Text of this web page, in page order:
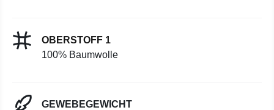
OBERSTOFF 1
100% Baumwolle
GEWEBEGEWICHT